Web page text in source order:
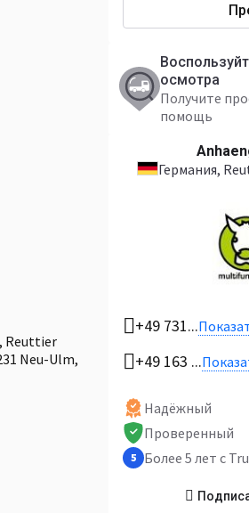
, Reuttier
Neu-Ulm,
осмотра
Получите
помощь
Германия,
+49 731...
+49 163 ...
Надёжный
Проверенный
5 Более 5 лет с